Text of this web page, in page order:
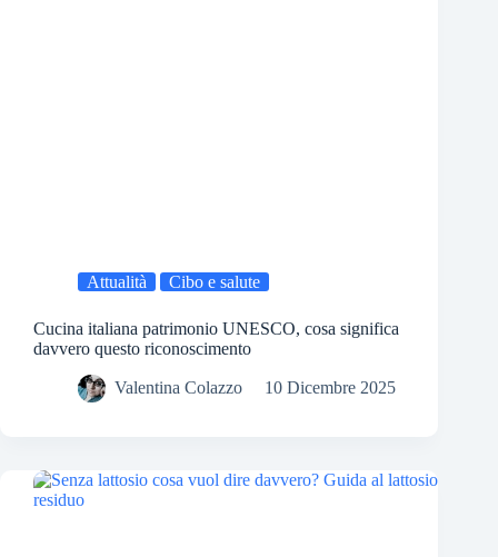
Attualità Cibo e salute
Cucina italiana patrimonio UNESCO, cosa significa
davvero questo riconoscimento
Valentina Colazzo 10 Dicembre 2025